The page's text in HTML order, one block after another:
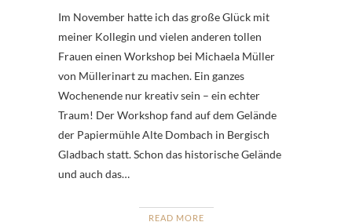
Im November hatte ich das große Glück mit
meiner Kollegin und vielen anderen tollen
Frauen einen Workshop bei Michaela Müller
von Müllerinart zu machen. Ein ganzes
Wochenende nur kreativ sein – ein echter
Traum! Der Workshop fand auf dem Gelände
der Papiermühle Alte Dombach in Bergisch
Gladbach statt. Schon das historische Gelände
und auch das…
READ MORE